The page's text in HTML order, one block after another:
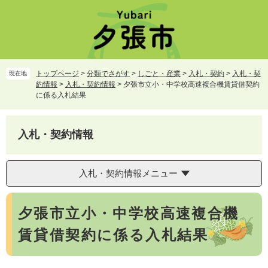
頭
で
飛
ば
現在地 トップページ > 分類でさがす > しごと・産業 > 入札・契約 > 入札・契
約情報 > 入札・契約情報 > 夕張市立小・中学校高速複合機賃貸借契約
に係る入札結果
入札・契約情報
入札・契約情報メニュー
本
夕張市立小・中学校高速複合機
賃貸借契約に係る入札結果